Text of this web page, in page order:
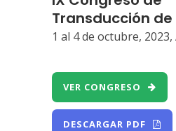
Transducción de
1 al 4 de octubre, 2023,
VER CONGRESO
DESCARGAR PDF